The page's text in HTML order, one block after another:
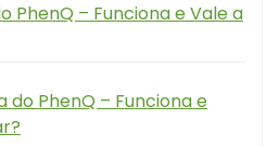
PhenQ – Funciona e Vale a
do PhenQ – Funciona e